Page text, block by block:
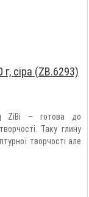
сіра (ZB.6293)
ZiBi – готова до
Таку глину
творчості але
пластик, картон,
ліплення..